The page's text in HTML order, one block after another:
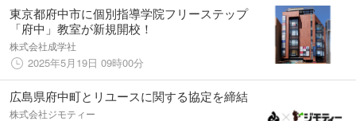
東京都府中市に個別指導学院フリーステップ
「府中」教室が新規開校！
株式会社成学社
2025年5月19日 09時00分
広島県府中町とリユースに関する協定を締結
株式会社ジモティー